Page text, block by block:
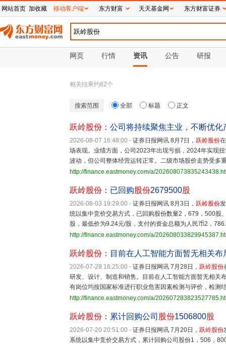
网页 行情 资讯 公告 研报
相关结果约82个
搜索范围 全部 标题 正文
跃岭股份 ：公司将持续聚焦主业，不断优
2026-08-07 16:48:00 - 证券日报网讯 8月7日， 跃岭股份
场表现。业绩方面，公司2023年出现亏损，2024年实现
波动，但公司整体经营运转正常。二级市场股价走势受多
http://finance.eastmoney.com/a/
跃岭股份 ：已回购股份2679500股
2026-08-03 19:29:00 - 证券日报网讯 8月3日， 跃岭股份
统以集中竞价交易方式，已回购股份数量2，679，500
股，最低价为9.24元/股，支付的资金总额为人民币2，
http://finance.eastmoney.com/a/
跃岭股份 ：目前在人工智能方面暂无相关布
2026-07-28 16:25:00 - 证券日报网讯 7月28日， 跃岭股份
研发、设计、制造和销售。目前在人工智能方面暂无相关
有岗位均按国家标准进行职业危害因素检测与评价，检测
http://finance.eastmoney.com/a/
跃岭股份 ：累计回购公司 股份1506800股
2026-07-20 20:51:00 - 证券日报网讯 7月20日， 跃岭股份
系统以集中竞价交易方式，累计回购公司股份1，506，
网站首页 加收藏 移动客户端 东方财富 天天基金网 东方财富证券